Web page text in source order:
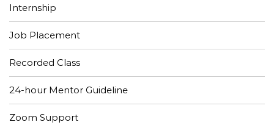
Internship
Job Placement
Recorded Class
24-hour Mentor Guideline
Zoom Support